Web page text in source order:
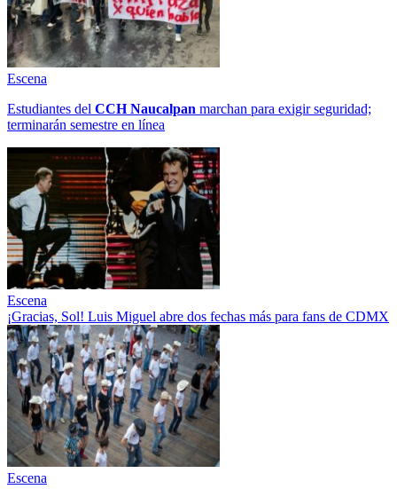
Escena
Estudiantes del CCH Naucalpan marchan para exigir seguridad;
terminarán semestre en línea
Escena
¡Gracias, Sol! Luis Miguel abre dos fechas más para fans de CDMX
Escena